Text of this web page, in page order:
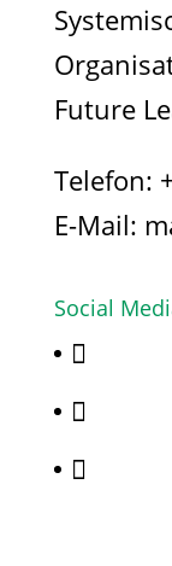
Future
Telefon:
E-Mail:
Social


